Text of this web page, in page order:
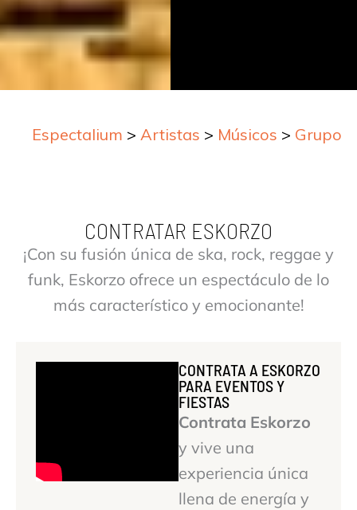
Espectalium > Artistas > Músicos > Grupos
CONTRATAR ESKORZO
¡Con su fusión única de ska, rock, reggae y
funk, Eskorzo ofrece un espectáculo de lo
más característico y emocionante!
CONTRATA A ESKORZO
PARA EVENTOS Y
FIESTAS
Contrata Eskorzo
y vive una
experiencia única
llena de energía y